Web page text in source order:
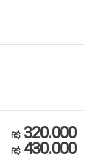
R$320.000
R$430.000